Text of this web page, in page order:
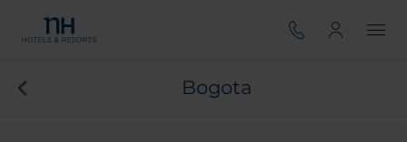
Bogota